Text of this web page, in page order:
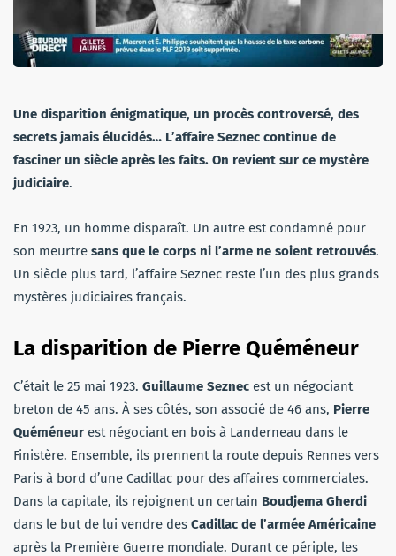
Une disparition énigmatique, un procès controversé, des
secrets jamais élucidés… L’affaire Seznec continue de
fasciner un siècle après les faits. On revient sur ce mystère
judiciaire.
En 1923, un homme disparaît. Un autre est condamné pour
son meurtre sans que le corps ni l’arme ne soient retrouvés.
Un siècle plus tard, l’affaire Seznec reste l’un des plus grands
mystères judiciaires français.
La disparition de Pierre Quéméneur
C’était le 25 mai 1923. Guillaume Seznec est un négociant
breton de 45 ans. À ses côtés, son associé de 46 ans, Pierre
Quéméneur est négociant en bois à Landerneau dans le
Finistère. Ensemble, ils prennent la route depuis Rennes vers
Paris à bord d’une Cadillac pour des affaires commerciales.
Dans la capitale, ils rejoignent un certain Boudjema Gherdi
dans le but de lui vendre des Cadillac de l’armée Américaine
après la Première Guerre mondiale. Durant ce périple, les